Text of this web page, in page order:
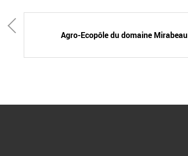
Agro-Ecopôle du domaine Mirabeau